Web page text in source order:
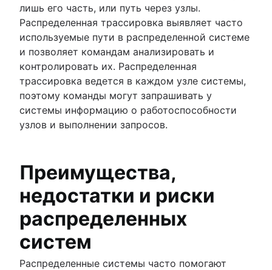
лишь его часть, или путь через узлы.
Распределенная трассировка выявляет часто
используемые пути в распределенной системе
и позволяет командам анализировать и
контролировать их. Распределенная
трассировка ведется в каждом узле системы,
поэтому команды могут запрашивать у
системы информацию о работоспособности
узлов и выполнении запросов.
Преимущества,
недостатки и риски
распределенных
систем
Распределенные системы часто помогают